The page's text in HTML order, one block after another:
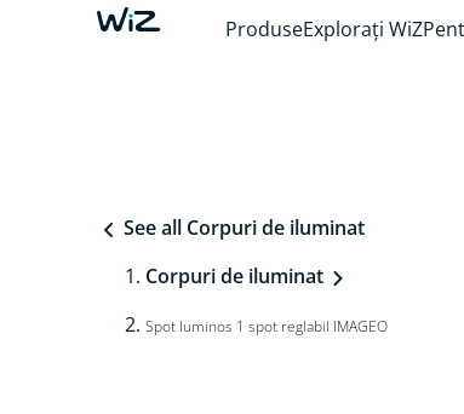
ProduseExplorați WiZ
See all Corpuri de iluminat
Corpuri de iluminat
Spot luminos 1 spot reglabil IMAGEO